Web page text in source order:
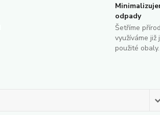
odpady
Šetříme
využíváme již
použité obaly.